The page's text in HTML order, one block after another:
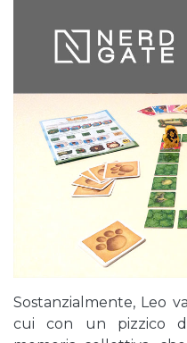
Sostanzialmente, Leo
cui con un pizzico